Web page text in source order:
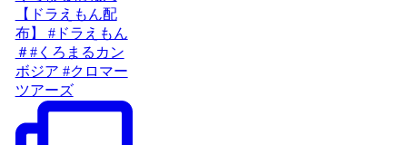
【ドラえもん配
布】 #ドラえもん
＃#くろまるカン
ボジア #クロマー
ツアーズ